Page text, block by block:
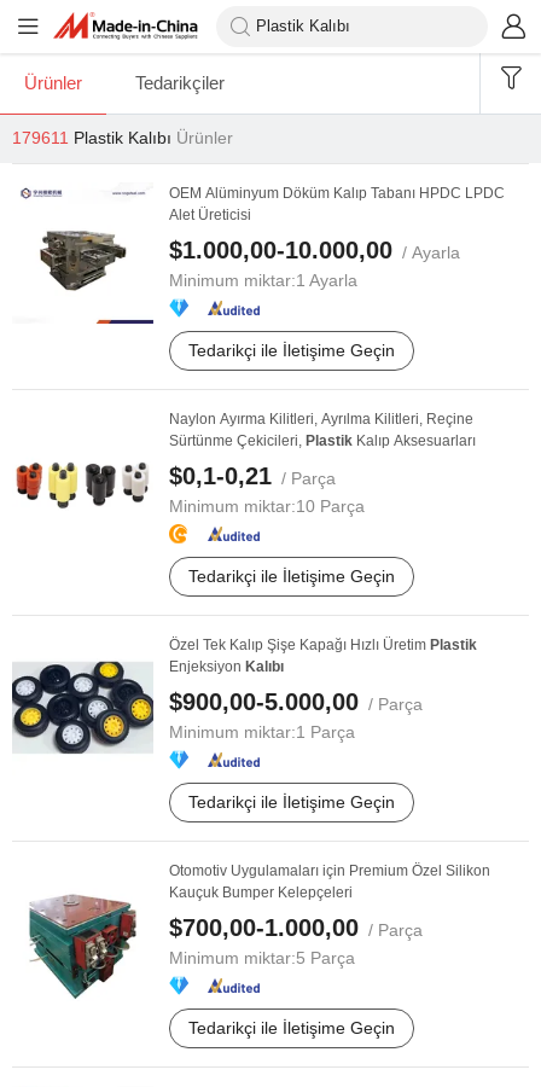
Ürünler Tedarikçiler
179611 Plastik Kalıbı Ürünler
OEM Alüminyum Döküm Kalıp Tabanı HPDC LPDC
Alet Üreticisi
$1.000,00-10.000,00 / Ayarla
Minimum miktar:1 Ayarla
Tedarikçi ile İletişime Geçin
Naylon Ayırma Kilitleri, Ayrılma Kilitleri, Reçine
Sürtünme Çekicileri, Plastik Kalıp Aksesuarları
$0,1-0,21 / Parça
Minimum miktar:10 Parça
Tedarikçi ile İletişime Geçin
Özel Tek Kalıp Şişe Kapağı Hızlı Üretim Plastik
Enjeksiyon Kalıbı
$900,00-5.000,00 / Parça
Minimum miktar:1 Parça
Tedarikçi ile İletişime Geçin
Otomotiv Uygulamaları için Premium Özel Silikon
Kauçuk Bumper Kelepçeleri
$700,00-1.000,00 / Parça
Minimum miktar:5 Parça
Tedarikçi ile İletişime Geçin